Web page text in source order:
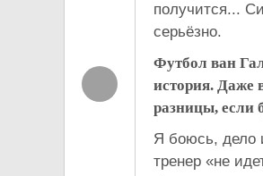
получится...
серьёзно.
Футбол ван
история. Даже
разницы, если
Я боюсь, дело
тренер «не